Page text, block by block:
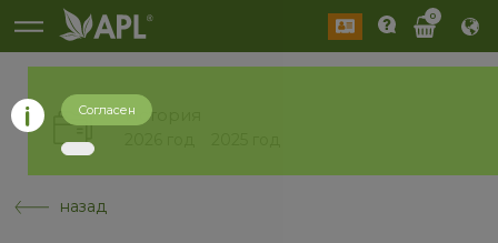
0
История
назад
Согласен